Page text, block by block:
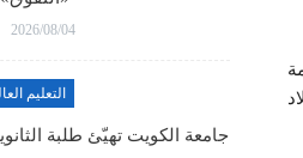
2026/08/04
التعليم
جامعة الكويت تهيّئ طلبة